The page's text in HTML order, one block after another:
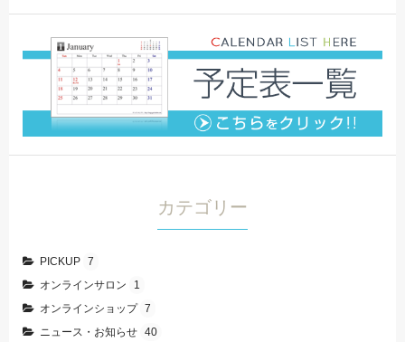
カテゴリー
PICKUP 7
オンラインサロン
1
オンラインショップ 7
ニュース・お知らせ 40